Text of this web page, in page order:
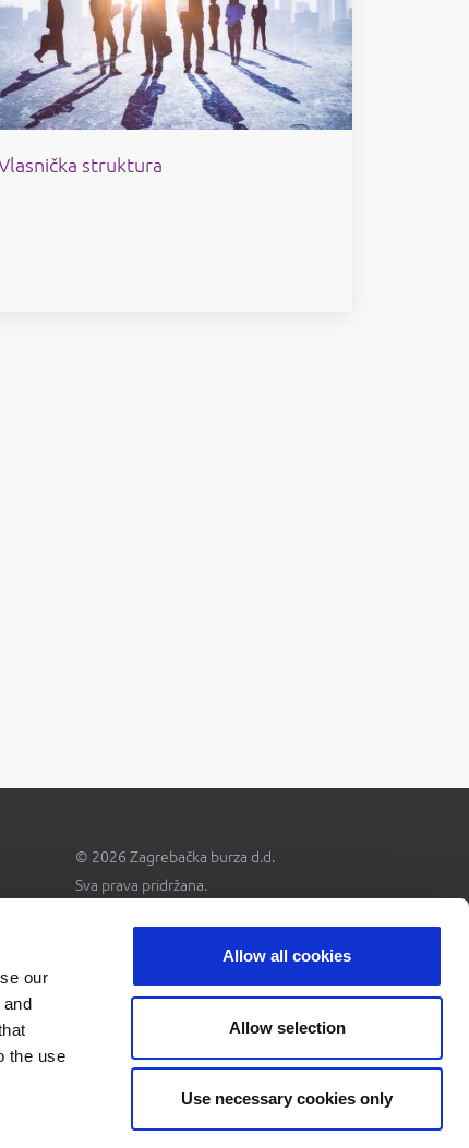
our
the use
Allow all cookies
Allow selection
Use necessary cookies only
struktura
© 2026 Zagrebačka burza d.d.
Sva prava pridržana.